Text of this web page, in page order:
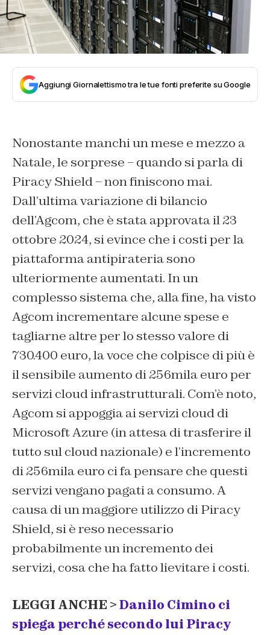
Aggiungi Giornalettismo tra le tue fonti preferite su Google
Nonostante manchi un mese e mezzo a
Natale, le sorprese – quando si parla di
Piracy Shield – non finiscono mai.
Dall’ultima variazione di bilancio
dell’Agcom, che è stata approvata il 23
ottobre 2024, si evince che i costi per la
piattaforma antipirateria sono
ulteriormente aumentati. In un
complesso sistema che, alla fine, ha visto
Agcom incrementare alcune spese e
tagliarne altre per lo stesso valore di
730.400 euro, la voce che colpisce di più è
il sensibile aumento di 256mila euro per
servizi cloud infrastrutturali. Com’è noto,
Agcom si appoggia ai servizi cloud di
Microsoft Azure (in attesa di trasferire il
tutto sul cloud nazionale) e l’incremento
di 256mila euro ci fa pensare che questi
servizi vengano pagati a consumo. A
causa di un maggiore utilizzo di Piracy
Shield, si è reso necessario
probabilmente un incremento dei
servizi, cosa che ha fatto lievitare i costi.
LEGGI ANCHE >Danilo Cimino ci
spiega perché secondo lui Piracy